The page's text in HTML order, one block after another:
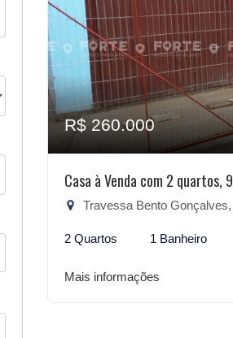
R$ 260.000
Casa à Venda com 2 quartos,
Travessa Bento Gonçalves, 813/50 - Sete
2 Quartos 1 Banheiro
Mais informações